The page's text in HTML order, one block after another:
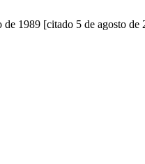
1989 [citado 5 de agosto